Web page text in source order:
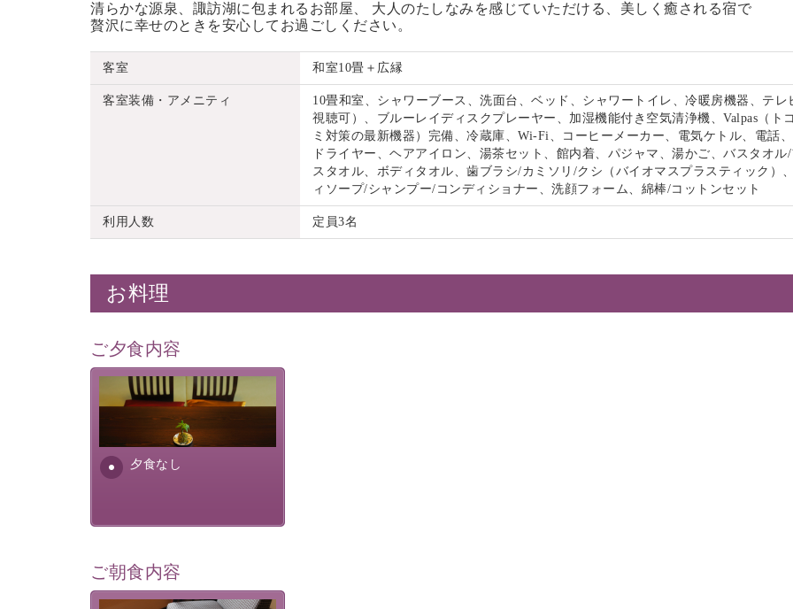
清らかな源泉、諏訪湖に包まれるお部屋、 大人のたしなみを感じていただける、美しく癒される宿で
贅沢に幸せのときを安心してお過ごしください。
客室 和室10畳＋広縁
客室装備・アメニティ
10畳和室、シャワーブース、洗面台、ベッド、シャワートイレ、冷暖房機器、テレ
視聴可）、ブルーレイディスクプレーヤー、加湿機能付き空気清浄機、Valpas（ト
ミ対策の最新機器）完備、冷蔵庫、Wi-Fi、コーヒーメーカー、電気ケトル、電話、
ドライヤー、ヘアアイロン、湯茶セット、館内着、パジャマ、湯かご、バスタオル/
スタオル、ボディタオル、歯ブラシ/カミソリ/クシ（バイオマスプラスティック）
ィソープ/シャンプー/コンディショナー、洗顔フォーム、綿棒/コットンセット
利用人数 定員3名
お料理
ご夕食内容
夕食なし
夕食なしご夕食を追加される
場合は、二食付きのプランを
お選びくださいませ。
ご朝食内容